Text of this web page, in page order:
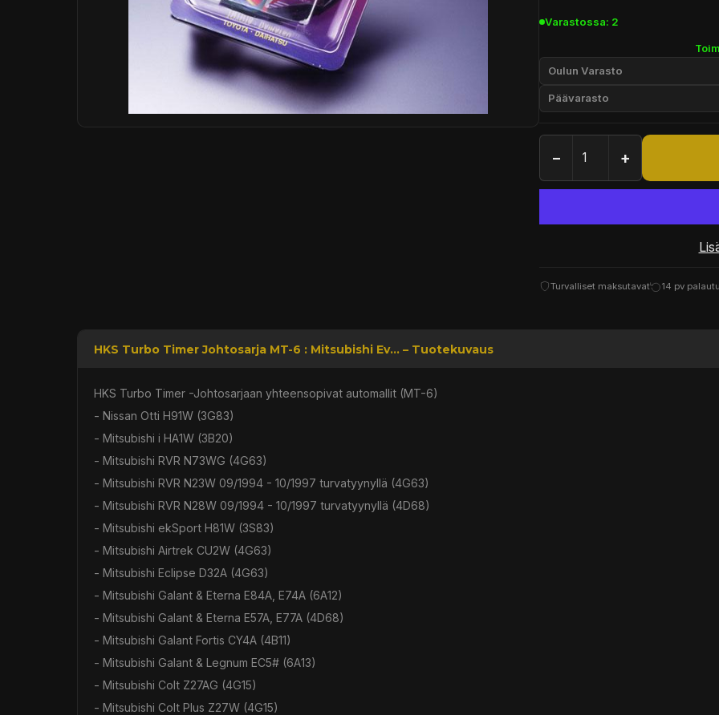
Varastossa: 2
Oulun Varasto
Päävarasto
− +
Turvalliset maksutavat 14 pv
HKS Turbo Timer Johtosarja MT-6 : Mitsubishi Ev... – Tuotekuvaus
HKS Turbo Timer -Johtosarjaan yhteensopivat automallit (MT-6)
- Nissan Otti H91W (3G83)
- Mitsubishi i HA1W (3B20)
- Mitsubishi RVR N73WG (4G63)
- Mitsubishi RVR N23W 09/1994 - 10/1997 turvatyynyllä (4G63)
- Mitsubishi RVR N28W 09/1994 - 10/1997 turvatyynyllä (4D68)
- Mitsubishi ekSport H81W (3S83)
- Mitsubishi Airtrek CU2W (4G63)
- Mitsubishi Eclipse D32A (4G63)
- Mitsubishi Galant & Eterna E84A, E74A (6A12)
- Mitsubishi Galant & Eterna E57A, E77A (4D68)
- Mitsubishi Galant Fortis CY4A (4B11)
- Mitsubishi Galant & Legnum EC5# (6A13)
- Mitsubishi Colt Z27AG (4G15)
- Mitsubishi Colt Plus Z27W (4G15)